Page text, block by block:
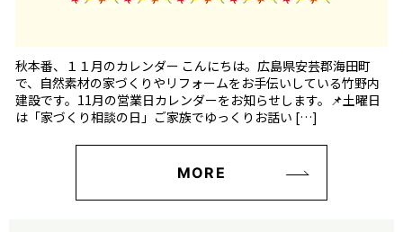
秋本番、１１月のカレンダー こんにちは。広島県安芸郡海田町
で、自然素材の家づくりやリフォームをお手伝いしている竹野内
建設です。11月の営業日カレンダーをお知らせします。📌土曜日
は「家づくり相談の日」ご家族でゆっくりお話い […]
MORE